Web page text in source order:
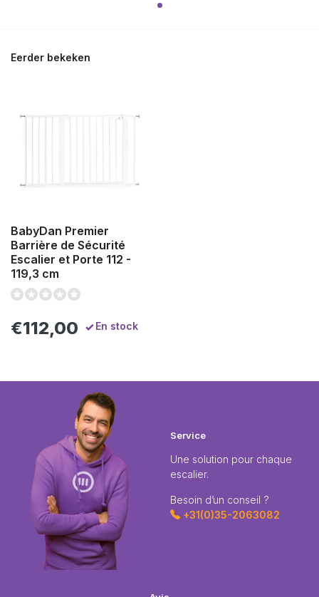
Eerder bekeken
BabyDan Premier
Barrière de Sécurité
Escalier et Porte 112 -
119,3 cm
€112,00 En stock
Service
Une solution pour chaque
escalier.
Besoin d’un conseil ?
+31(0)35-2063082